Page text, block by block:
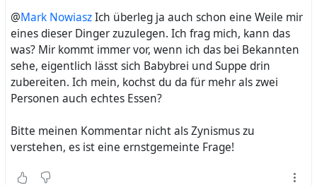
@Mark NowiaszIch überleg ja auch schon eine Weile mir
eines dieser Dinger zuzulegen. Ich frag mich, kann das
was? Mir kommt immer vor, wenn ich das bei Bekannten
sehe, eigentlich lässt sich Babybrei und Suppe drin
zubereiten. Ich mein, kochst du da für mehr als zwei
Personen auch echtes Essen?
Bitte meinen Kommentar nicht als Zynismus zu
verstehen, es ist eine ernstgemeinte Frage!